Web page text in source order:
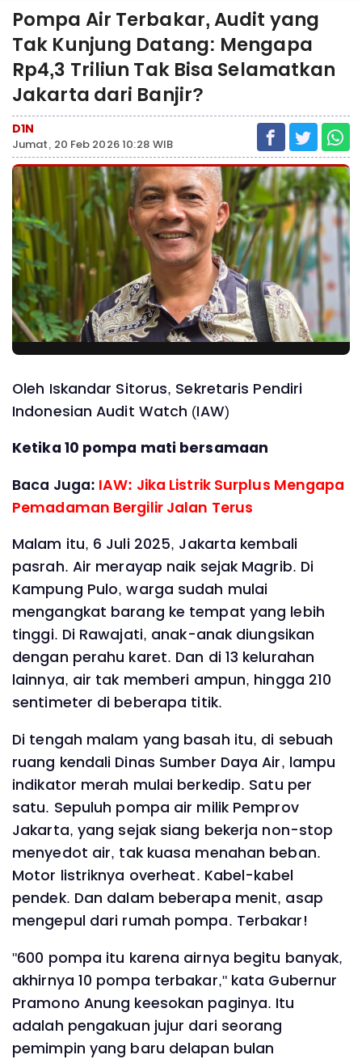
Pompa Air Terbakar, Audit yang
Tak Kunjung Datang: Mengapa
Rp4,3 Triliun Tak Bisa Selamatkan
Jakarta dari Banjir?
D1N
Jumat, 20 Feb 2026 10:28 WIB
Oleh Iskandar Sitorus, Sekretaris Pendiri
Indonesian Audit Watch (IAW)
Ketika 10 pompa mati bersamaan
Baca Juga: IAW: Jika Listrik Surplus Mengapa
Pemadaman Bergilir Jalan Terus
Malam itu, 6 Juli 2025, Jakarta kembali
pasrah. Air merayap naik sejak Magrib. Di
Kampung Pulo, warga sudah mulai
mengangkat barang ke tempat yang lebih
tinggi. Di Rawajati, anak-anak diungsikan
dengan perahu karet. Dan di 13 kelurahan
lainnya, air tak memberi ampun, hingga 210
sentimeter di beberapa titik.
Di tengah malam yang basah itu, di sebuah
ruang kendali Dinas Sumber Daya Air, lampu
indikator merah mulai berkedip. Satu per
satu. Sepuluh pompa air milik Pemprov
Jakarta, yang sejak siang bekerja non-stop
menyedot air, tak kuasa menahan beban.
Motor listriknya overheat. Kabel-kabel
pendek. Dan dalam beberapa menit, asap
mengepul dari rumah pompa. Terbakar!
"600 pompa itu karena airnya begitu banyak,
akhirnya 10 pompa terbakar," kata Gubernur
Pramono Anung keesokan paginya. Itu
adalah pengakuan jujur dari seorang
pemimpin yang baru delapan bulan